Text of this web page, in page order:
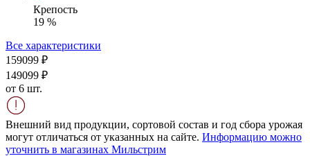
Крепость
19 %
Все характеристики
159099 ₽
149099 ₽
от 6 шт.
Внешний вид продукции, сортовой состав и год сбора урожая
могут отличаться от указанных на сайте. Информацию можно
уточнить в магазинах Мильстрим